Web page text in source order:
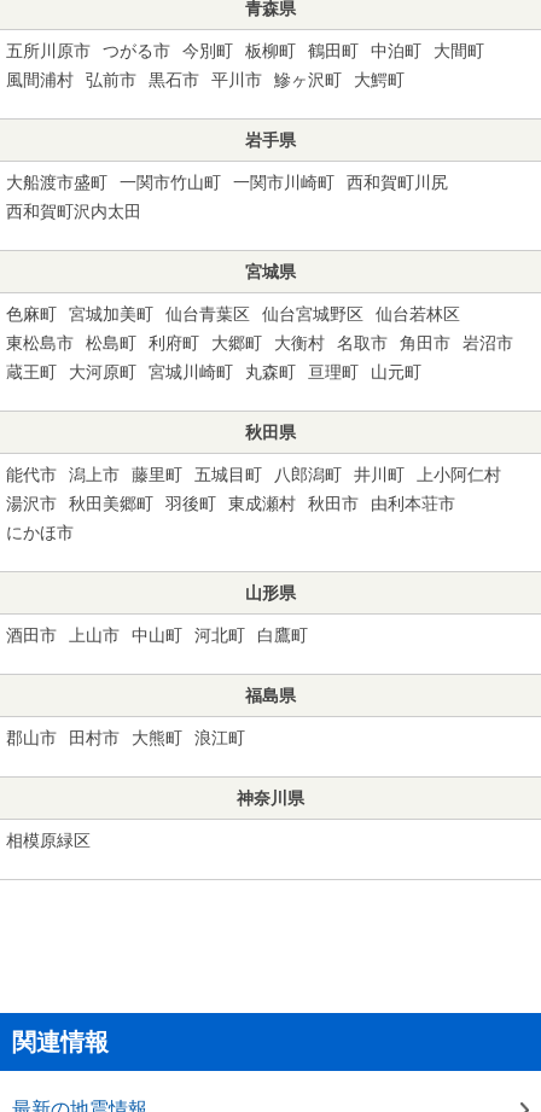
青森県
五所川原市 つがる市 今別町 板柳町 鶴田町 中泊町
大間町
風間浦村
弘前市 黒石市 平川市 鰺ヶ沢町 大鰐町
岩手県
大船渡市盛町 一関市竹山町 一関市川崎町
西和賀町川尻
西和賀町沢内太田
宮城県
色麻町 宮城加美町 仙台青葉区 仙台宮城野区
仙台若林区
東松島市
松島町 利府町 大郷町 大衡村 名取市 角田市
岩沼市
蔵王町
大河原町 宮城川崎町 丸森町 亘理町 山元町
秋田県
能代市 潟上市 藤里町 五城目町 八郎潟町 井川町
上小阿仁村
湯沢市
秋田美郷町 羽後町 東成瀬村 秋田市
由利本荘市
にかほ市
山形県
酒田市 上山市 中山町 河北町 白鷹町
福島県
郡山市 田村市 大熊町 浪江町
神奈川県
相模原緑区
関連情報